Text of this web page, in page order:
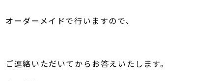
オーダーメイドで行いますので、
ご連絡いただいてからお答えいたします。